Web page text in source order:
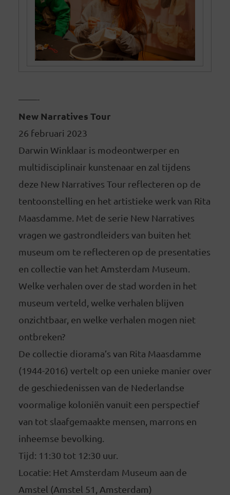
——-
New Narratives Tour
26 februari 2023
Darwin Winklaar is modeontwerper en
multidisciplinair kunstenaar en zal tijdens
deze New Narratives Tour reflecteren op de
tentoonstelling en het artistieke werk van Rita
Maasdamme. Met de serie New Narratives
vragen we gastrondleiders van buiten het
museum om te reflecteren op de presentaties
en collectie van het Amsterdam Museum.
Welke verhalen over de stad worden in het
museum verteld, welke verhalen blijven
onzichtbaar, en welke verhalen mogen niet
ontbreken?
De collectie diorama’s van Rita Maasdamme
(1944-2016) vertelt op een unieke manier over
de geschiedenissen van de Nederlandse
voormalige koloniën vanuit een perspectief
van tot slaafgemaakte mensen, marrons en
inheemse bevolking.
Tijd: 11:30 tot 12:30 uur.
Locatie: Het Amsterdam Museum aan de
Amstel (Amstel 51, Amsterdam)